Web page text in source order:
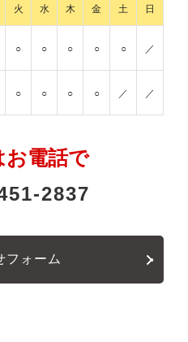
火 水 木 金 土 日
○ ○ ○ ○ ○ ／
○ ○ ○ ○ ／ ／
お電話で
2837
フォーム